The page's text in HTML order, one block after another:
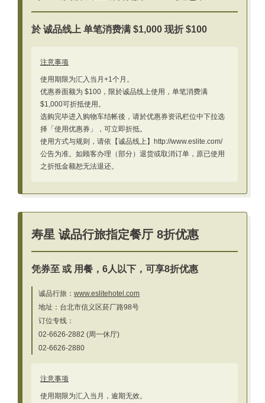
於诚品线上 单笔消费满 $1,000 现折 $100
注意事项
使用期限为汇入当月+1个月。
优惠券面额为 $100，限於诚品线上使用，单笔消费满
$1,000可折抵使用。
选购完毕进入购物车结帐後，请於优惠券资讯栏位中下拉选
择「使用优惠券」，可立即折抵。
使用方式与规则，请依【诚品线上】http://www.eslite.com/
公告为准。如顾客办理（部分）退货或取消订单，原已使用
之折抵金额恕无法退还。
寿星 诚品行旅指定餐厅 8折优惠
凭券至 或 用餐，6人以下，可享8折优惠
诚品行旅： www.eslitehotel.com
地址：台北市信义区菸厂路98号
订位专线：
02-6626-2882 (周一休厅)
02-6626-2880
注意事项
使用期限为汇入当月，逾期无效。